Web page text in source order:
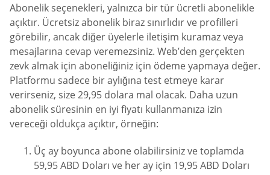
Abonelik seçenekleri, yalnızca bir tür ücretli abonelikle
açıktır. Ücretsiz abonelik biraz sınırlıdır ve profilleri
görebilir, ancak diğer üyelerle iletişim kuramaz veya
mesajlarına cevap veremezsiniz. Web’den gerçekten
zevk almak için aboneliğiniz için ödeme yapmaya değer.
Platformu sadece bir aylığına test etmeye karar
verirseniz, size 29,95 dolara mal olacak. Daha uzun
abonelik süresinin en iyi fiyatı kullanmanıza izin
vereceği oldukça açıktır, örneğin:
Üç ay boyunca abone olabilirsiniz ve toplamda
59,95 ABD Doları ve her ay için 19,95 ABD Doları